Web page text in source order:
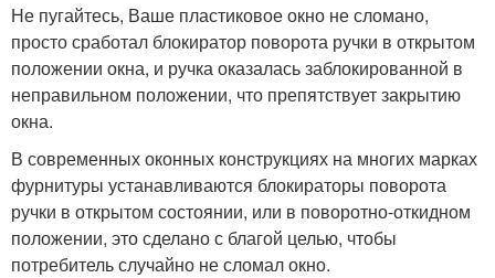
Не пугайтесь, Ваше пластиковое окно не сломано,
просто сработал блокиратор поворота ручки в открытом
положении окна, и ручка оказалась заблокированной в
неправильном положении, что препятствует закрытию
окна.
В современных оконных конструкциях на многих марках
фурнитуры устанавливаются блокираторы поворота
ручки в открытом состоянии, или в поворотно-откидном
положении, это сделано с благой целью, чтобы
потребитель случайно не сломал окно.